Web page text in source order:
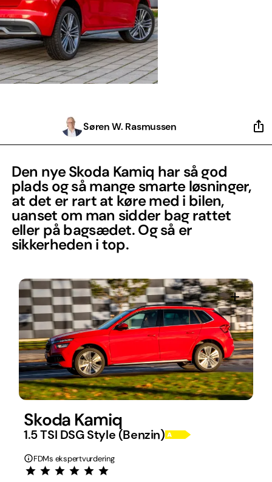
Søren W. Rasmussen
Den nye Skoda Kamiq har så god
plads og så mange smarte løsninger,
at det er rart at køre med i bilen,
uanset om man sidder bag rattet
eller på bagsædet. Og så er
sikkerheden i top.
Skoda Kamiq
1.5 TSI DSG Style (Benzin)
FDMs ekspertvurdering